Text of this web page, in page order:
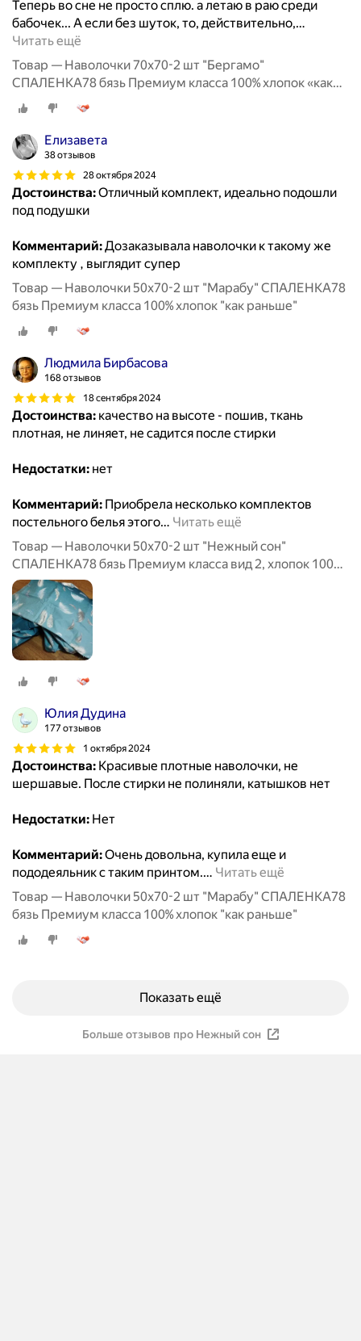
Теперь во сне не просто сплю. а летаю в раю среди
бабочек... А если без шуток, то, действительно,…
Читать ещё
Товар — Наволочки 70х70-2 шт "Бергамо"
СПАЛЕНКА78 бязь Премиум класса 100% хлопок «как
раньше»
Елизавета
38 отзывов
28 октября 2024
Достоинства:Отличный комплект, идеально подошли
под подушки
Комментарий:Дозаказывала наволочки к такому же
комплекту , выглядит супер
Товар — Наволочки 50х70-2 шт "Марабу" СПАЛЕНКА78
бязь Премиум класса 100% хлопок "как раньше"
Людмила Бирбасова
168 отзывов
18 сентября 2024
Достоинства: качество на высоте - пошив, ткань
плотная, не линяет, не садится после стирки
Недостатки: нет
Комментарий: Приобрела несколько комплектов
постельного белья этого… Читать ещё
Товар — Наволочки 50х70-2 шт "Нежный сон"
СПАЛЕНКА78 бязь Премиум класса вид 2, хлопок 100%
«как раньше»
Юлия Дудина
177 отзывов
1 октября 2024
Достоинства: Красивые плотные наволочки, не
шершавые. После стирки не полиняли, катышков нет
Недостатки: Нет
Комментарий:Очень довольна, купила еще и
пододеяльник с таким принтом.… Читать ещё
Товар — Наволочки 50х70-2 шт "Марабу" СПАЛЕНКА78
бязь Премиум класса 100% хлопок "как раньше"
Показать ещё
Больше отзывов про Нежный сон